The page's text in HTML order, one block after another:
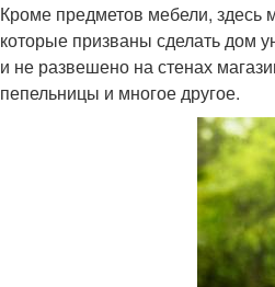
Кроме предметов мебели,
которые призваны сделать дом
и не развешено на стенах
пепельницы и многое другое.